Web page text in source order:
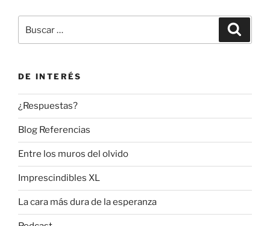
por:
DE INTERÉS
¿Respuestas?
Blog Referencias
Entre los muros del olvido
Imprescindibles XL
La cara más dura de la esperanza